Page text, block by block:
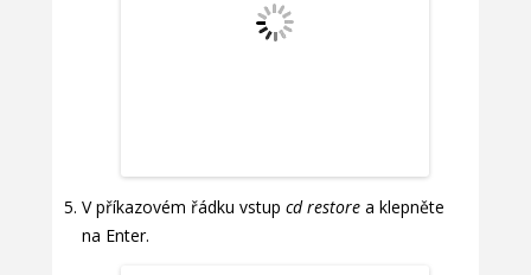
V příkazovém řádku vstup cd restore a klepněte
na Enter.